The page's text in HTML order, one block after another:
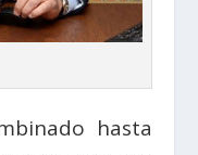
hasta